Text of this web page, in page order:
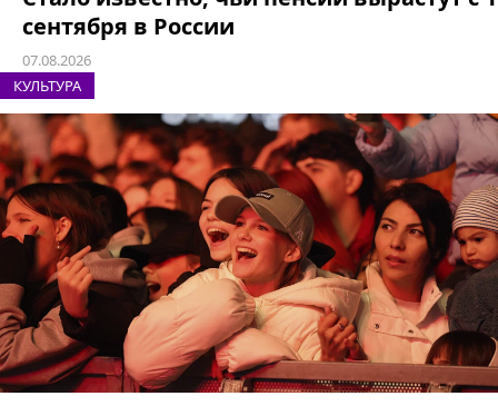
сентября в России
07.08.2026
КУЛЬТУРА